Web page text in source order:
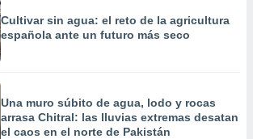
Cultivar sin agua: el reto de la agricultura
española ante un futuro más seco
Una muro súbito de agua, lodo y rocas
arrasa Chitral: las lluvias extremas desatan
el caos en el norte de Pakistán